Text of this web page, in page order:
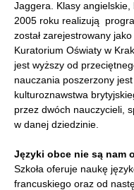
Jaggera. Klasy
2005 roku realizują
został zarejestrowany
Kuratorium Oświaty w
jest wyższy od
nauczania poszerzony
kulturoznawstwa
przez dwóch nauczycieli,
w danej dziedzinie.
Języki obce nie są nam
Szkoła oferuje naukę
francuskiego oraz od